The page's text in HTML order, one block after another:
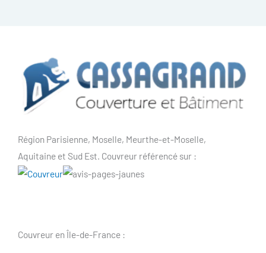
Région Parisienne, Moselle, Meurthe-et-Moselle,
Aquitaine et Sud Est. Couvreur référencé sur :
Couvreur en Île-de-France :